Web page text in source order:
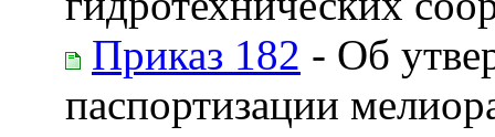
Приказ 182 - Об
паспортизации